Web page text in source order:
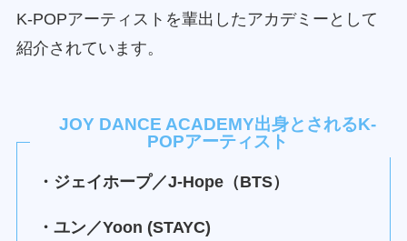
K-POPアーティストを輩出したアカデミーとして
紹介されています。
JOY DANCE ACADEMY出身とされるK-
POPアーティスト
・ジェイホープ／J‑Hope（BTS）
・ユン／Yoon (STAYC)